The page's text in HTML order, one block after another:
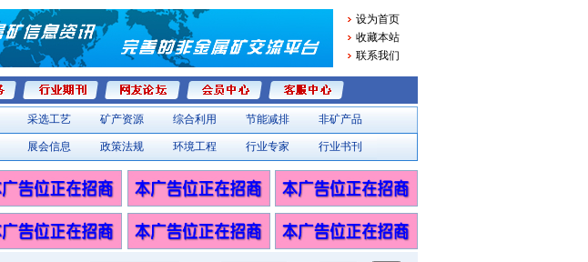
设为首页
收藏本站
联系我们
采选工艺 矿产资源 综合利用 节能减排 非矿产品
展会信息 政策法规 环境工程 行业专家 行业书刊